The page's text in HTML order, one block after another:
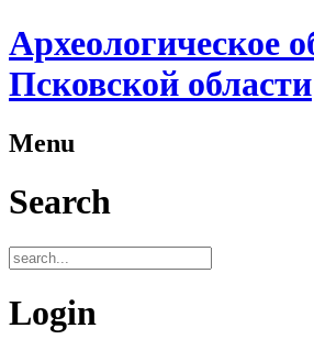
Археологическое
Псковской области
Menu
Search
Login